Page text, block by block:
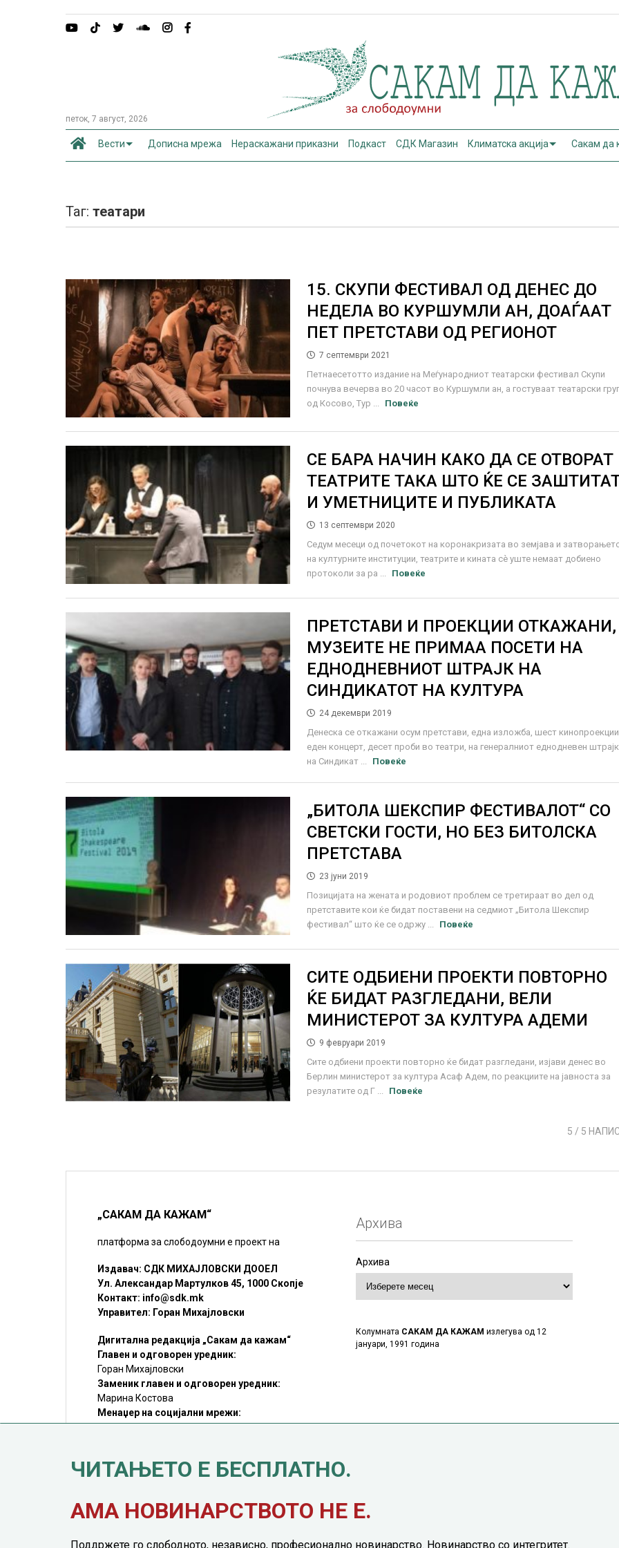
петок, 7 август, 2026
Вести Дописна мрежа Нераскажани приказни Подкаст СДК Магазин Климатска акција Сакам да
Таг:театари
15. СКУПИ ФЕСТИВАЛ ОД ДЕНЕС ДО
НЕДЕЛА ВО КУРШУМЛИ АН, ДОАЃААТ
ПЕТ ПРЕТСТАВИ ОД РЕГИОНОТ
7 септември 2021
Петнаесетотто издание на Меѓународниот театарски фестивал Скупи
почнува вечерва во 20 часот во Куршумли ан, а гостуваат театарски
од Косово, Тур ...
Повеќе
СЕ БАРА НАЧИН КАКО ДА СЕ ОТВОРАТ
ТЕАТРИТЕ ТАКА ШТО ЌЕ СЕ
И УМЕТНИЦИТЕ И ПУБЛИКАТА
13 септември 2020
Седум месеци од почетокот на коронакризата во земјава и
на културните институции, театрите и кината сѐ уште немаат добиено
протоколи за ра ...
Повеќе
ПРЕТСТАВИ И ПРОЕКЦИИ ОТКАЖАНИ,
МУЗЕИТЕ НЕ ПРИМАА ПОСЕТИ НА
ЕДНОДНЕВНИОТ ШТРАЈК НА
СИНДИКАТОТ НА КУЛТУРА
24 декември 2019
Денеска се откажани осум претстави, една изложба, шест
еден концерт, десет проби во театри, на генералниот еднодневен штрајк
на Синдикат ...
Повеќе
„БИТОЛА ШЕКСПИР ФЕСТИВАЛОТ“ СО
СВЕТСКИ ГОСТИ, НО БЕЗ БИТОЛСКА
ПРЕТСТАВА
23 јуни 2019
Позицијата на жената и родовиот проблем се третираат во дел од
претставите кои ќе бидат поставени на седмиот „Битола Шекспир
фестивал“ што ќе се одржу ...
Повеќе
СИТЕ ОДБИЕНИ ПРОЕКТИ ПОВТОРНО
ЌЕ БИДАТ РАЗГЛЕДАНИ, ВЕЛИ
МИНИСТЕРОТ ЗА КУЛТУРА АДЕМИ
9 февруари 2019
Сите одбиени проекти повторно ќе бидат разгледани, изјави денес во
Берлин министерот за култура Асаф Адем, по реакциите на јавноста за
резулатите од Г ...
Повеќе
5 / 5
„САКАМ ДА КАЖАМ“
платформа за слободоумни е проект на
Издавач: СДК МИХАЈЛОВСКИ ДООЕЛ
Ул. Александар Мартулков 45, 1000 Скопје
Контакт: info@sdk.mk
Управител: Горан Михајловски
Дигитална редакција „Сакам да кажам“
Главен и одговорен уредник:
Горан Михајловски
Заменик главен и одговорен уредник:
Марина Костова
Менаџер на социјални мрежи:
Мирослав Илиоски
©SDK.MK Крадењето авторски текстови е казниво со закон.
Преземањето на авторски содржини (текстови) од оваа
Архива
Архива
Колумната САКАМ ДА КАЖАМ излегува од 12
јануари, 1991 година
ЧИТАЊЕТО Е БЕСПЛАТНО.
АМА НОВИНАРСТВОТО НЕ Е.
Поддржете го слободното, независно, професионално новинарство. Новинарство со интегритет.